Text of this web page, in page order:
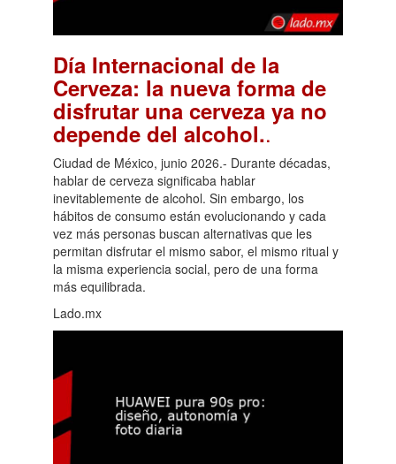
Día Internacional de la
Cerveza: la nueva forma de
disfrutar una cerveza ya no
depende del alcohol..
Ciudad de México, junio 2026.- Durante décadas,
hablar de cerveza significaba hablar
inevitablemente de alcohol. Sin embargo, los
hábitos de consumo están evolucionando y cada
vez más personas buscan alternativas que les
permitan disfrutar el mismo sabor, el mismo ritual y
la misma experiencia social, pero de una forma
más equilibrada.
Lado.mx